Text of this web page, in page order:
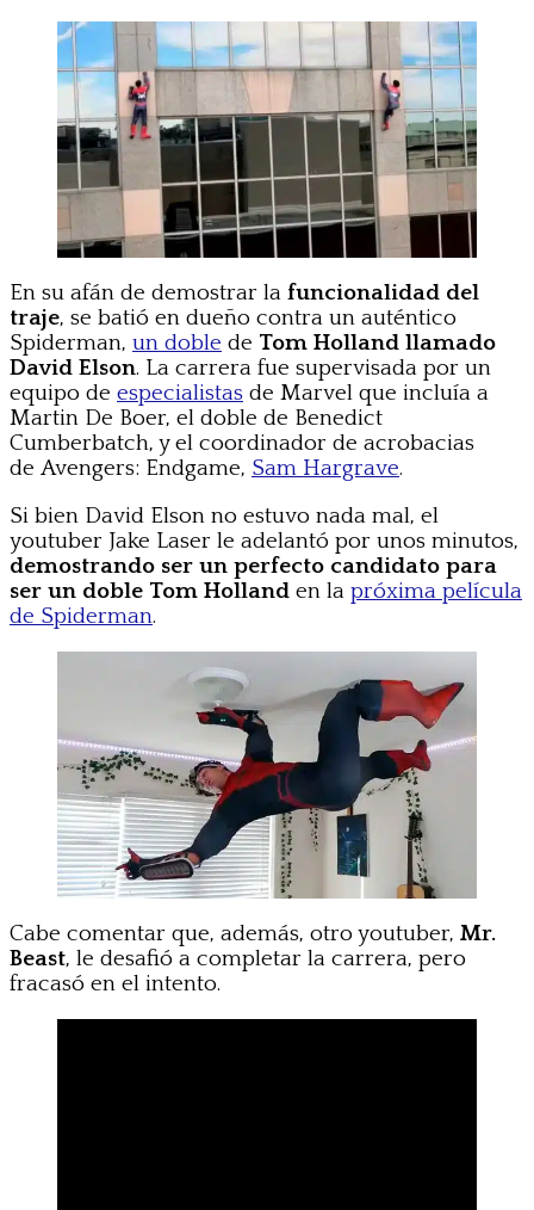
En su afán de demostrar la funcionalidad del
traje, se batió en dueño contra un auténtico
Spiderman, un doble de Tom Holland llamado
David Elson. La carrera fue supervisada por un
equipo de especialistas de Marvel que incluía a
Martin De Boer, el doble de Benedict
Cumberbatch, y el coordinador de acrobacias
de Avengers: Endgame, Sam Hargrave.
Si bien David Elson no estuvo nada mal, el
youtuber Jake Laser le adelantó por unos minutos,
demostrando ser un perfecto candidato para
ser un doble Tom Holland en la próxima película
de Spiderman.
Cabe comentar que, además, otro youtuber, Mr.
Beast, le desafió a completar la carrera, pero
fracasó en el intento.